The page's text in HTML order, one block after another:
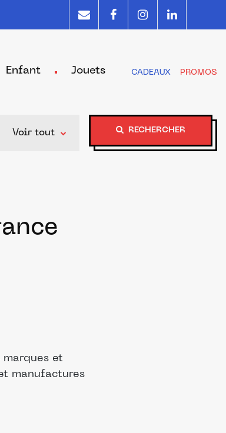
Enfant Jouets CADEAUX PROMOS
Voir tout RECHERCHER
et
manufactures